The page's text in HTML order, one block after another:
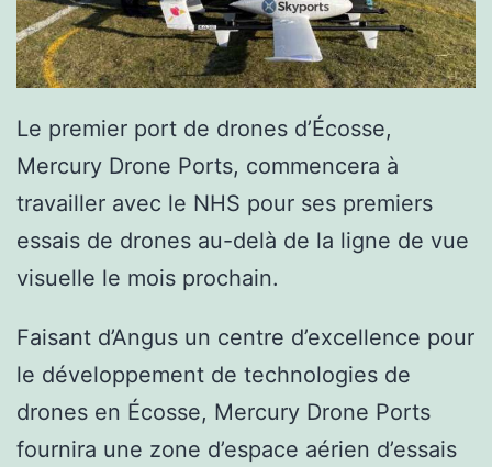
Le premier port de drones d’Écosse,
Mercury Drone Ports, commencera à
travailler avec le NHS pour ses premiers
essais de drones au-delà de la ligne de vue
visuelle le mois prochain.
Faisant d’Angus un centre d’excellence pour
le développement de technologies de
drones en Écosse, Mercury Drone Ports
fournira une zone d’espace aérien d’essais